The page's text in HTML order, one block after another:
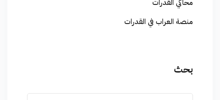
محاكي القدرات
منصة العراب في القدرات
بحث